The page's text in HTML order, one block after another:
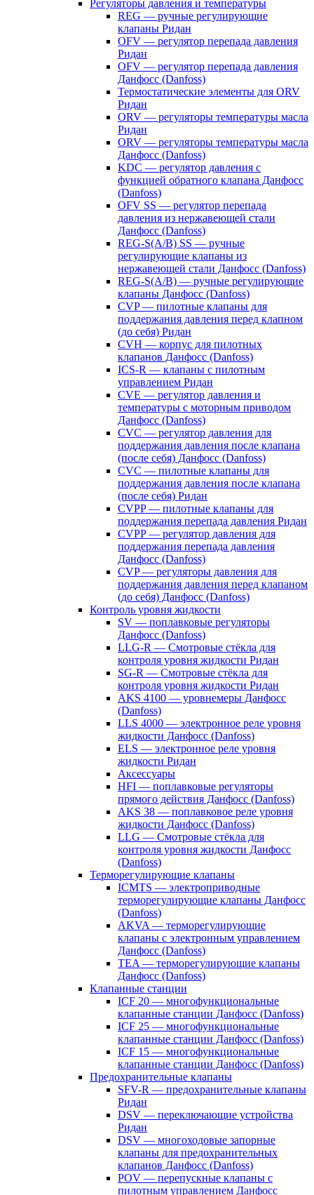
Регуляторы давления и температуры
REG — ручные регулирующие
клапаны Ридан
OFV — регулятор перепада давления
Ридан
OFV — регулятор перепада давления
Данфосс (Danfoss)
Термостатические элементы для ORV
Ридан
ORV — регуляторы температуры масла
Ридан
ORV — регуляторы температуры масла
Данфосс (Danfoss)
KDC — регулятор давления с
функцией обратного клапана Данфосс
(Danfoss)
OFV SS — регулятор перепада
давления из нержавеющей стали
Данфосс (Danfoss)
REG-S(A/B) SS — ручные
регулирующие клапаны из
нержавеющей стали Данфосс (Danfoss)
REG-S(A/B) — ручные регулирующие
клапаны Данфосс (Danfoss)
CVP — пилотные клапаны для
поддержания давления перед клапном
(до себя) Ридан
CVH — корпус для пилотных
клапанов Данфосс (Danfoss)
ICS-R — клапаны с пилотным
управлением Ридан
CVE — регулятор давления и
температуры с моторным приводом
Данфосс (Danfoss)
CVС — регулятор давления для
поддержания давления после клапана
(после себя) Данфосс (Danfoss)
CVС — пилотные клапаны для
поддержания давления после клапана
(после себя) Ридан
CVPP — пилотные клапаны для
поддержания перепада давления Ридан
CVPP — регулятор давления для
поддержания перепада давления
Данфосс (Danfoss)
CVP — регуляторы давления для
поддержания давления перед клапаном
(до себя) Данфосс (Danfoss)
Контроль уровня жидкости
SV — поплавковые регуляторы
Данфосс (Danfoss)
LLG-R — Смотровые стёкла для
контроля уровня жидкости Ридан
SG-R — Смотровые стёкла для
контроля уровня жидкости Ридан
AKS 4100 — уровнемеры Данфосс
(Danfoss)
LLS 4000 — электронное реле уровня
жидкости Данфосс (Danfoss)
ELS — электронное реле уровня
жидкости Ридан
Аксессуары
HFI — поплавковые регуляторы
прямого действия Данфосс (Danfoss)
AKS 38 — поплавковое реле уровня
жидкости Данфосс (Danfoss)
LLG — Смотровые стёкла для
контроля уровня жидкости Данфосс
(Danfoss)
Терморегулирующие клапаны
ICMTS — электроприводные
терморегулирующие клапаны Данфосс
(Danfoss)
AKVA — терморегулирующие
клапаны с электронным управлением
Данфосс (Danfoss)
TEA — терморегулирующие клапаны
Данфосс (Danfoss)
Клапанные станции
ICF 20 — многофункциональные
клапанные станции Данфосс (Danfoss)
ICF 25 — многофункциональные
клапанные станции Данфосс (Danfoss)
ICF 15 — многофункциональные
клапанные станции Данфосс (Danfoss)
Предохранительные клапаны
SFV-R — предохранительные клапаны
Ридан
DSV — переключающие устройства
Ридан
DSV — многоходовые запорные
клапаны для предохранительных
клапанов Данфосс (Danfoss)
POV — перепускные клапаны с
пилотным управлением Данфосс